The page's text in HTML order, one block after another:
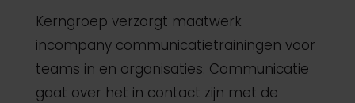
Kerngroep verzorgt maatwerk
incompany communicatietrainingen voor
teams in en organisaties. Communicatie
gaat over het in contact zijn met de